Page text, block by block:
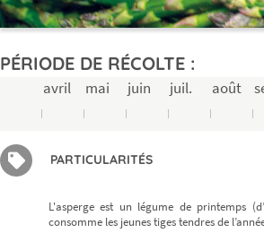
PÉRIODE DE RÉCOLTE :
avril mai juin juil. août
PARTICULARITÉS
L'asperge est un légume de printemps
consomme les jeunes tiges tendres de